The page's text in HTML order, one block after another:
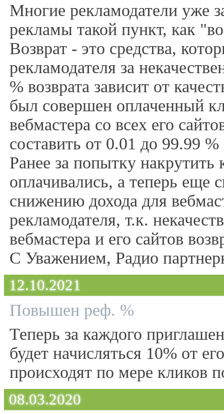
Многие рекламодатели уже
рекламы такой пункт, как
Возврат - это средства,
рекламодателя за
% возврата зависит от
был совершен оплаченный
вебмастера со всех его
составить от 0.01 до 99.99 %
Ранее за попытку
оплачивались, а теперь еще
снижению дохода для
рекламодателя, т.к.
вебмастера и его сайтов
С Уважением, Радио
12.10.2021
Повышен реф. %
Теперь за каждого
будет начисляться 10% от
происходят по мере кликов
08.03.2020